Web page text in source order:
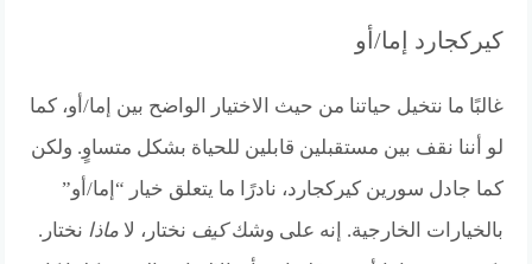
كيركجارد إما/أو
غالبًا ما نتخيل حياتنا من حيث الاختيار الواضح بين إما/أو، كما
لو أننا نقف بين مستقبلين قابلين للحياة بشكل متساوٍ. ولكن
كما جادل سورين كيركجارد، نادرًا ما يتعلق خيار “إما/أو”
بالخيارات الخارجية. إنه على وشككيف نختار، لاماذا نختار.